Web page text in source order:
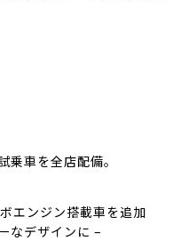
車を全店配備。
エンジン搭載車を追加
なデザインに –